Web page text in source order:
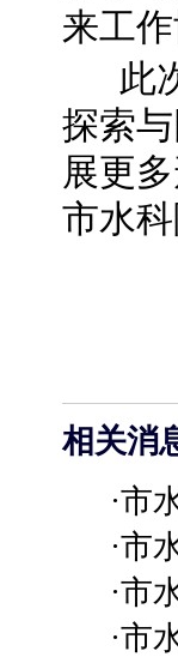
来工
此次
探索
展更
市水
相关消
·市
·市
·市
·市